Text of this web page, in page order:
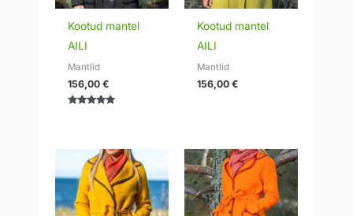
Kootud mantel
AILI
Mantlid
156,00€
Kootud mantel
AILI
Mantlid
156,00€